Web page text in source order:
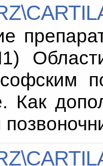
Как